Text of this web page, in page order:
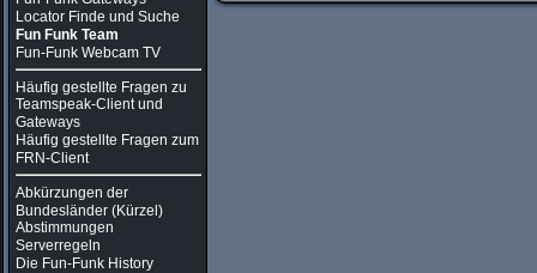
Locator Finde und Suche
Fun Funk Team
Fun-Funk Webcam TV
Häufig gestellte Fragen zu
Teamspeak-Client und
Gateways
Häufig gestellte Fragen zum
FRN-Client
Abkürzungen der
Bundesländer (Kürzel)
Abstimmungen
Serverregeln
Die Fun-Funk History